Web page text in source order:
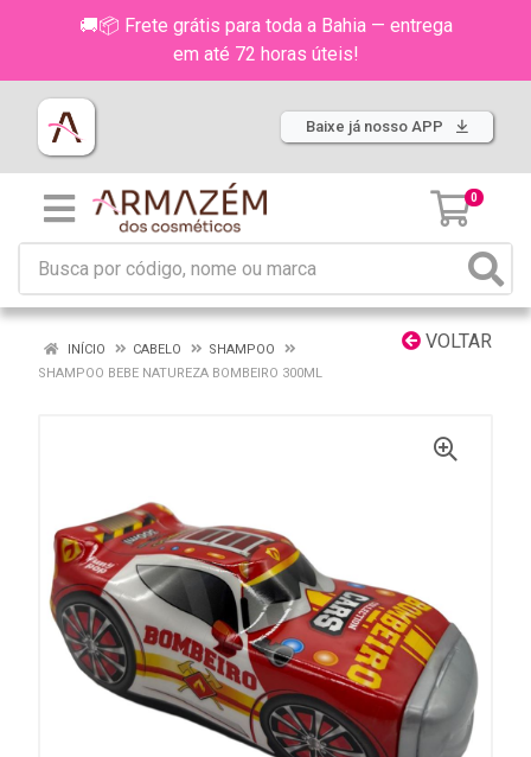
🚚📦 Frete grátis para toda a Bahia — entrega
em até 72 horas úteis!
Baixe já nosso APP
0
VOLTAR
INÍCIO CABELO
SHAMPOO
SHAMPOO BEBE NATUREZA BOMBEIRO 300ML